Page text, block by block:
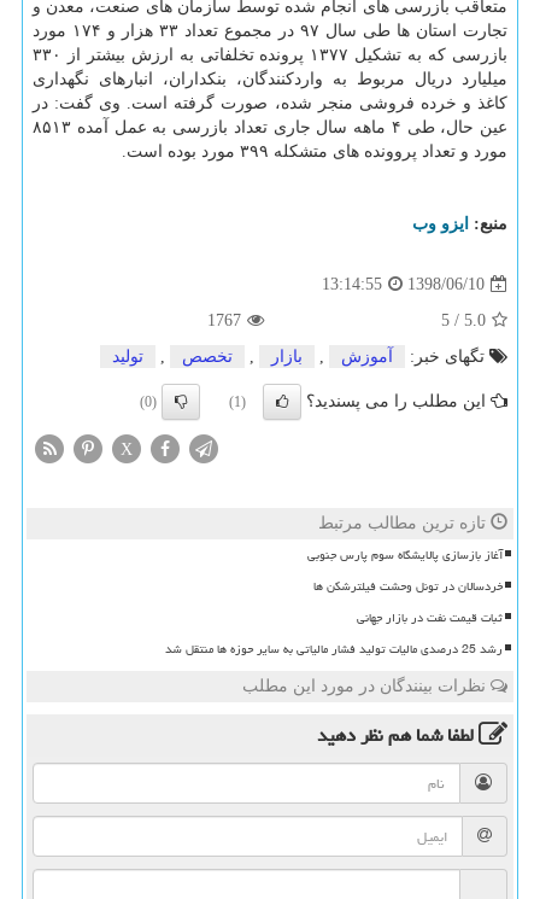
متعاقب بازرسی های انجام شده توسط سازمان های صنعت، معدن و
تجارت استان ها طی سال ۹۷ در مجموع تعداد ۳۳ هزار و ۱۷۴ مورد
بازرسی كه به تشكیل ۱۳۷۷ پرونده تخلفاتی به ارزش بیشتر از ۳۳۰
میلیارد دریال مربوط به واردكنندگان، بنكداران، انبارهای نگهداری
كاغذ و خرده فروشی منجر شده، صورت گرفته است. وی گفت: در
عین حال، طی ۴ ماهه سال جاری تعداد بازرسی به عمل آمده ۸۵۱۳
مورد و تعداد پروونده های متشكله ۳۹۹ مورد بوده است.
منبع: ایزو وب
1398/06/10
13:14:55
5.0
/
5
1767
تگهای خبر:
آموزش , بازار , تخصص , تولید
این مطلب را می پسندید؟ (1)
(0)
X
تازه ترین مطالب مرتبط
آغاز بازسازی پالایشگاه سوم پارس جنوبی
خردسالان در تونل وحشت فیلترشکن ها
ثبات قیمت نفت در بازار جهانی
رشد 25 درصدی مالیات تولید فشار مالیاتی به سایر حوزه ها منتقل شد
نظرات بینندگان در مورد این مطلب
لطفا شما همنظر دهید